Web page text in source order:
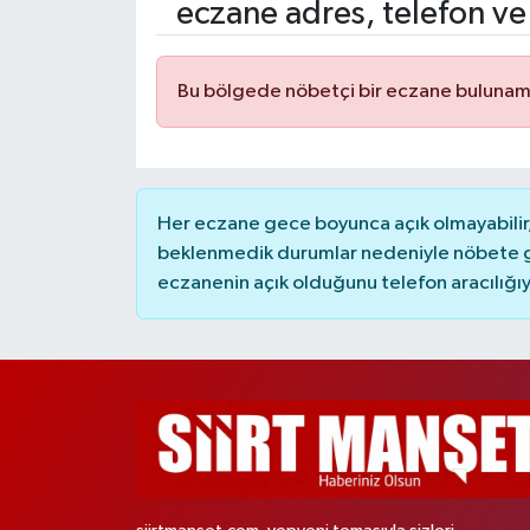
eczane adres, telefon ve
Bu bölgede nöbetçi bir eczane
Her eczane gece boyunca açık
beklenmedik durumlar nedeniyle nöbete
eczanenin açık olduğunu telefon